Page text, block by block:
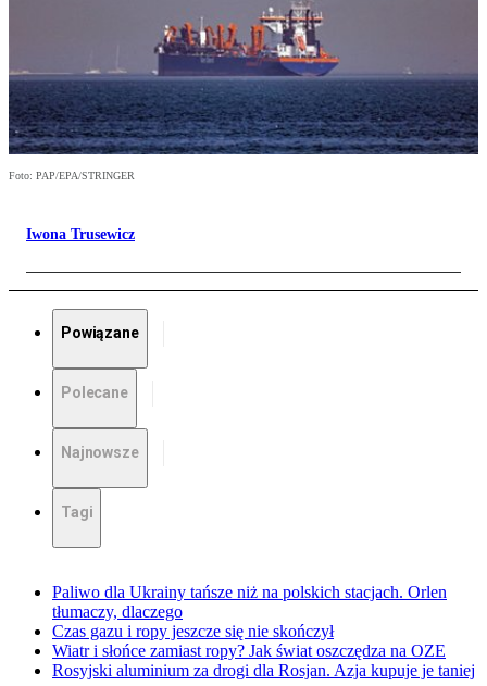
Foto: PAP/EPA/STRINGER
Iwona Trusewicz
Powiązane
Polecane
Najnowsze
Tagi
Paliwo dla Ukrainy tańsze niż na polskich stacjach. Orlen
tłumaczy, dlaczego
Czas gazu i ropy jeszcze się nie skończył
Wiatr i słońce zamiast ropy? Jak świat oszczędza na OZE
Rosyjski aluminium za drogi dla Rosjan. Azja kupuje je taniej